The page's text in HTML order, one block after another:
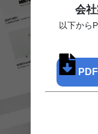
会
以下から